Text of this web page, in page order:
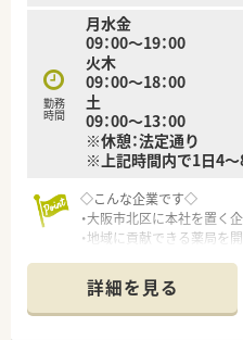
勤務
時間
月水金
09：00～19：00
火木
09：00～18：00
土
09：00～13：00
※休憩：法定通り
※上記時間内で1日4
◇こんな企業です◇
・大阪市北区に本社を置く
・地域に貢献できる薬局を
・「独立支援」や「店舗継承
詳細を見る